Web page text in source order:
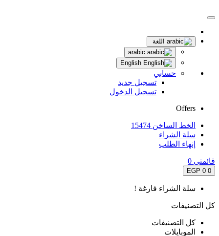
اللغة
حسابي
تسجيل جديد
تسجيل الدخول
Offers
الخط الساخن 15474
سلة الشراء
إنهاء الطلب
قائمتى 0
0
0 EGP
سلة الشراء فارغة !
كل التصنيفات
كل التصنيفات
الموبايلات